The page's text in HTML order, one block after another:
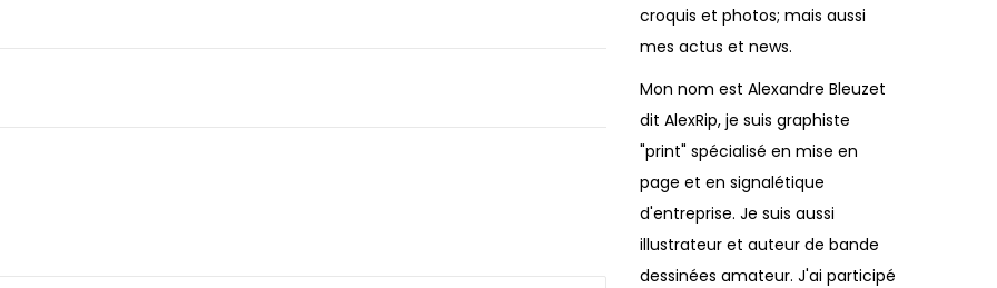
croquis et photos; mais aussi
mes actus et news.
Mon nom est Alexandre Bleuzet
dit AlexRip, je suis graphiste
"print" spécialisé en mise en
page et en signalétique
d'entreprise. Je suis aussi
illustrateur et auteur de bande
dessinées amateur. J'ai participé